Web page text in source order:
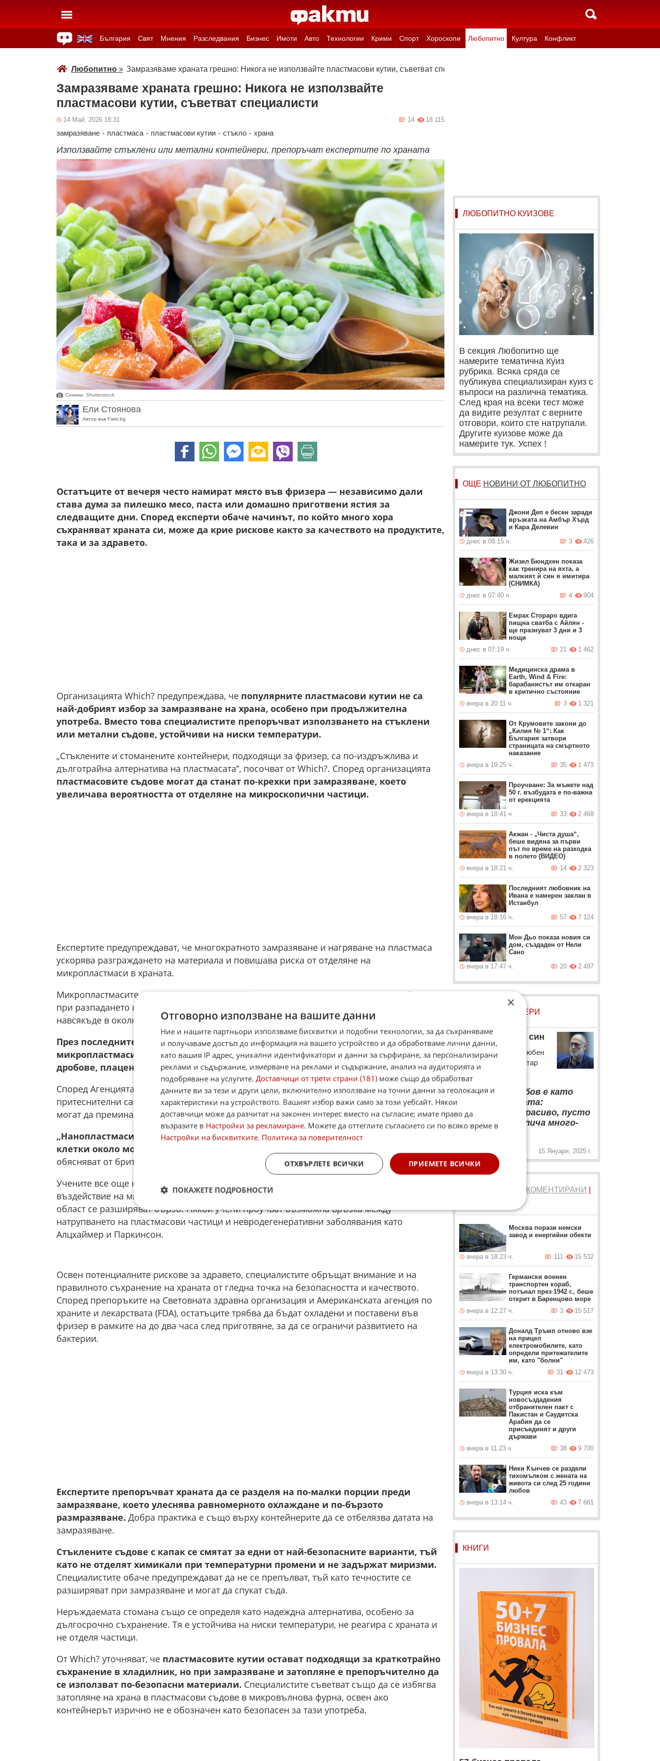
България Свят Мнения Разследвания Бизнес Имоти Авто Технологии Крими Спорт Хороскопи Любопитно Култура Конфликт
Любопитно» Замразяваме храната грешно: Никога не използвайте пластмасови кутии, съветват специалисти
Замразяваме храната грешно: Никога не използвайте
пластмасови кутии, съветват специалисти
14 Май, 2026 18:31 18 115
14
замразяване - пластмаса - пластмасови кутии - стъкло - храна
Използвайте стъклени или метални контейнери, препоръчат експертите по храната
Снимка: Shutterstock
Ели Стоянова
Автор във Fakti.bg
Остатъците от вечеря често намират място във фризера — независимо дали
става дума за пилешко месо, паста или домашно приготвени ястия за
следващите дни. Според експерти обаче начинът, по който много хора
съхраняват храната си, може да крие рискове както за качеството на продуктите,
така и за здравето.
Организацията Which? предупреждава, че популярните пластмасови кутии не са
най-добрият избор за замразяване на храна, особено при продължителна
употреба. Вместо това специалистите препоръчват използването на стъклени
или метални съдове, устойчиви на ниски температури.
„Стъклените и стоманените контейнери, подходящи за фризер, са по-издръжлива и
дълготрайна алтернатива на пластмасата“, посочват от Which?. Според организацията
пластмасовите съдове могат да станат по-крехки при замразяване, което
увеличава вероятността от отделяне на микроскопични частици.
Експертите предупреждават, че многократното замразяване и нагряване на пластмаса
ускорява разграждането на материала и повишава риска от отделяне на
микропластмаси в храната.
Микропластмасите представляват частици с размер под 5 милиметра, които се образуват
при разпадането на по-големи пластмасови изделия. Те вече се откриват практически
навсякъде в околната среда — във водата, почвата, въздуха и хранителната верига.
През последните години редица научни изследвания установиха наличие на
микропластмаси и в човешкия организъм — включително в кръвта, белите
дробове, плацентата и кърмата.
Според Агенцията за здравна сигурност на Обединеното кралство (UKHSA) особено
притеснителни са т.нар. нанопластмаси — още по-малки частици, които потенциално
могат да преминават през кръвно-мозъчната бариера.
„Нанопластмасите са толкова малки, че могат да преминат през защитните
клетки около мозъка или да бъдат пренесени заедно с хранителни вещества“,
обясняват от британската агенция.
Учените все още не разполагат с категорични доказателства за дългосрочното
въздействие на микропластмасите върху човешкото здраве, но изследванията в тази
област се разширяват бързо. Някои учени проучват възможна връзка между
натрупването на пластмасови частици и невродегенеративни заболявания като
Алцхаймер и Паркинсон.
Освен потенциалните рискове за здравето, специалистите обръщат внимание и на
правилното съхранение на храната от гледна точка на безопасността и качеството.
Според препоръките на Световната здравна организация и Американската агенция по
храните и лекарствата (FDA), остатъците трябва да бъдат охладени и поставени във
фризер в рамките на до два часа след приготвяне, за да се ограничи развитието на
бактерии.
Експертите препоръчват храната да се разделя на по-малки порции преди
замразяване, което улеснява равномерното охлаждане и по-бързото
размразяване. Добра практика е също върху контейнерите да се отбелязва датата на
замразяване.
Стъклените съдове с капак се смятат за едни от най-безопасните варианти, тъй
като не отделят химикали при температурни промени и не задържат миризми.
Специалистите обаче предупреждават да не се препълват, тъй като течностите се
разширяват при замразяване и могат да спукат съда.
Неръждаемата стомана също се определя като надеждна алтернатива, особено за
дългосрочно съхранение. Тя е устойчива на ниски температури, не реагира с храната и
не отделя частици.
От Which? уточняват, че пластмасовите кутии остават подходящи за краткотрайно
съхранение в хладилник, но при замразяване и затопляне е препоръчително да
се използват по-безопасни материали. Специалистите съветват също да се избягва
затопляне на храна в пластмасови съдове в микровълнова фурна, освен ако
контейнерът изрично не е обозначен като безопасен за тази употреба.
ЛЮБОПИТНО КУИЗОВЕ
В секция Любопитно ще
намерите тематична Куиз
рубрика. Всяка сряда се
публикува специализиран куиз с
въпроси на различна тематика.
След края на всеки тест може
да видите резултат с верните
отговори, които сте натрупали.
Другите куизове може да
намерите тук. Успех !
ОЩЕ НОВИНИ ОТ ЛЮБОПИТНО
Джони Деп е бесен заради
връзката на Амбър Хърд
и Кара Делевин
днес в 08:15 ч.
426
3
Жизел Бюндхен показа
как тренира на яхта, а
малкият ѝ син я имитира
(СНИМКА)
днес в 07:40 ч.
904
4
Емрах Стораро вдига
пищна сватба с Айлян -
ще празнуват 3 дни и 3
нощи
днес в 07:19 ч.
1 462
21
Медицинска драма в
Earth, Wind & Fire:
барабанистът им откаран
в критично състояние
вчера в 20:11 ч.
1 321
3
От Крумовите закони до
„Килия № 1“: Как
България затвори
страницата на смъртното
наказание
вчера в 19:25 ч.
1 473
35
Проучване: За мъжете над
50 г. възбудата е по-важна
от ерекцията
вчера в 18:41 ч.
2 468
33
Акжан - „Чиста душа“,
беше видяна за първи
път по време на разходка
в полето (ВИДЕО)
вчера в 18:21 ч.
2 323
14
Последният любовник на
Ивана е намерен заклан в
Истанбул
вчера в 18:16 ч.
7 124
57
Мон Дьо показа новия си
дом, създаден от Нели
Сано
вчера в 17:47 ч.
2 497
20
ЛОВЦИ НА БИСЕРИ
Любен Дилов – син
Интелектуалецът Любен
Дилов - син с коментар
“ Късната любов е като
плаж през зимата:
романтично, красиво, пусто
и не ти се съблича много-
много....
15 Януари, 2025 г.
КОМЕНТИРАНИ
Москва порази немски
завод и енергийни обекти
вчера в 18:23 ч. 15 532
111
Германски военен
транспортен кораб,
потънал през 1942 г., беше
открит в Баренцово море
вчера в 12:27 ч.
15 517
3
Доналд Тръмп отново взе
на прицел
електромобилите, като
определи притежателите
им, като "болни"
вчера в 13:30 ч.
12 473
31
Турция иска към
новосъздадения
отбранителен пакт с
Пакистан и Саудитска
Арабия да се
присъединят и други
държави
вчера в 11:23 ч.
9 700
38
Ники Кънчев се раздели
тихомълком с жената на
живота си след 25 години
любов
вчера в 13:14 ч.
7 661
43
КНИГИ
×
Отговорно използване на вашите данни
Ние и нашите партньори използваме бисквитки и подобни технологии, за да съхраняваме
и получаваме достъп до информация на вашето устройство и да обработваме лични данни,
като вашия IP адрес, уникални идентификатори и данни за сърфиране, за персонализирани
реклами и съдържание, измерване на реклами и съдържание, анализ на аудиторията и
подобряване на услугите. Доставчици от трети страни (181) може също да обработват
данните ви за тези и други цели, включително използване на точни данни за геолокация и
характеристики на устройството. Вашият избор важи само за този уебсайт. Някои
доставчици може да разчитат на законен интерес вместо на съгласие; имате право да
възразите в Настройки за рекламиране. Можете да оттеглите съгласието си по всяко време в
Настройки на бисквитките. Политика за поверителност
ПРИЕМЕТЕ ВСИЧКИ
ОТХВЪРЛЕТЕ ВСИЧКИ
ПОКАЖЕТЕ ПОДРОБНОСТИ